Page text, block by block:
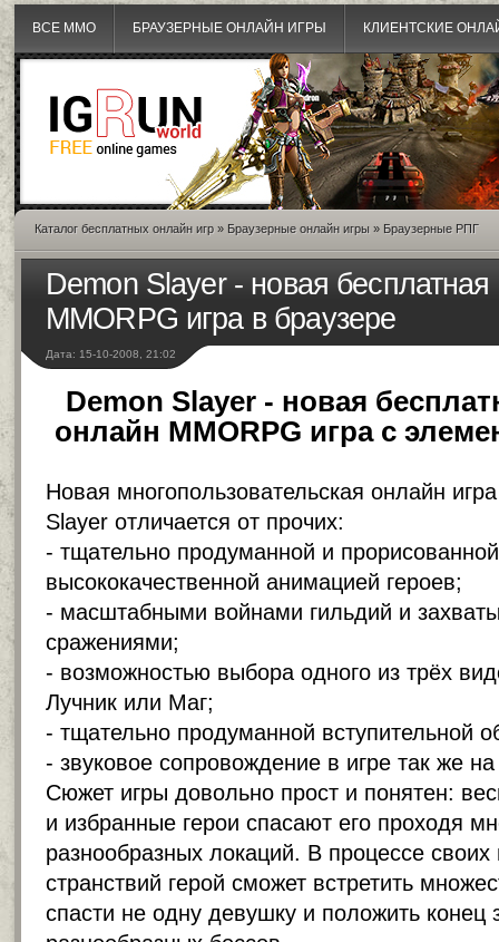
ВСЕ MMO БРАУЗЕРНЫЕ ОНЛАЙН ИГРЫ КЛИЕНТСКИЕ
Каталог бесплатных онлайн игр » Браузерные онлайн игры » Браузерные РПГ
Demon Slayer - новая
MMORPG игра в браузере
Дата: 15-10-2008, 21:02
Demon Slayer - новая
онлайн MMORPG игра с
Новая многопользовательская онлайн
Slayer отличается от прочих:
- тщательно продуманной и
высококачественной анимацией героев;
- масштабными войнами гильдий и
сражениями;
- возможностью выбора одного из трёх
Лучник или Маг;
- тщательно продуманной вступительной
- звуковое сопровождение в игре так же
Сюжет игры довольно прост и понятен:
и избранные герои спасают его проходя
разнообразных локаций. В процессе
странствий герой сможет встретить
спасти не одну девушку и положить конец